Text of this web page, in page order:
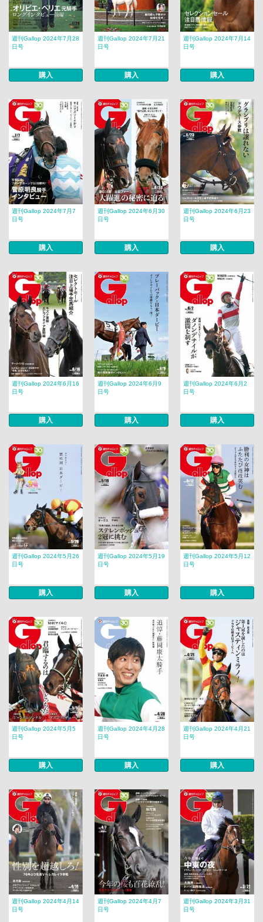
週刊Gallop 2024年7月28
日号
購入
週刊Gallop 2024年7月21
日号
購入
週刊Gallop 2024年7月14
日号
購入
週刊Gallop 2024年7月7
日号
購入
週刊Gallop 2024年6月30
日号
購入
週刊Gallop 2024年6月23
日号
購入
週刊Gallop 2024年6月16
日号
購入
週刊Gallop 2024年6月9
日号
購入
週刊Gallop 2024年6月2
日号
購入
週刊Gallop 2024年5月26
日号
購入
週刊Gallop 2024年5月19
日号
購入
週刊Gallop 2024年5月12
日号
購入
週刊Gallop 2024年5月5
日号
購入
週刊Gallop 2024年4月28
日号
購入
週刊Gallop 2024年4月21
日号
購入
週刊Gallop 2024年4月14
日号
週刊Gallop 2024年4月7
日号
週刊Gallop 2024年3月31
日号